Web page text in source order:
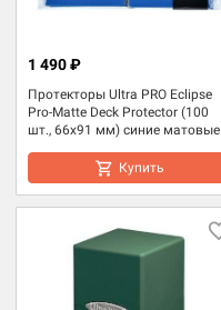
Протекторы Ultra PRO Eclipse
Pro-Matte Deck Protector (100
шт., 66x91 мм) синие матовые
1 490 ₽
Купить